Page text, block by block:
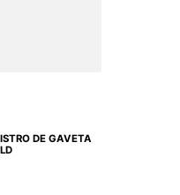
DE GAVETA